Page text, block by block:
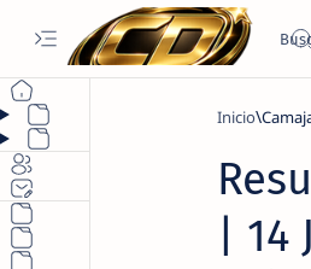
Inicio
|